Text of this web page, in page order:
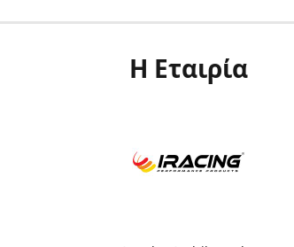
Η Εταιρία